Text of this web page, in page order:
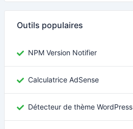
Outils populaires
NPM Version Notifier
Calculatrice AdSense
Détecteur de thème WordPress